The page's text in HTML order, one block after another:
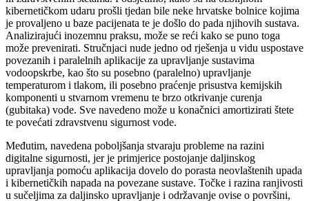
kibernetičkom udaru prošli tjedan bile neke hrvatske bolnice kojima
je provaljeno u baze pacijenata te je došlo do pada njihovih sustava.
Analizirajući inozemnu praksu, može se reći kako se puno toga
može prevenirati. Stručnjaci nude jedno od rješenja u vidu uspostave
povezanih i paralelnih aplikacije za upravljanje sustavima
vodoopskrbe, kao što su posebno (paralelno) upravljanje
temperaturom i tlakom, ili posebno praćenje prisustva kemijskih
komponenti u stvarnom vremenu te brzo otkrivanje curenja
(gubitaka) vode. Sve navedeno može u konačnici amortizirati štete
te povećati zdravstvenu sigurnost vode.
Međutim, navedena poboljšanja stvaraju probleme na razini
digitalne sigurnosti, jer je primjerice postojanje daljinskog
upravljanja pomoću aplikacija dovelo do porasta neovlaštenih upada
i kibernetičkih napada na povezane sustave. Točke i razina ranjivosti
u sučeljima za daljinsko upravljanje i održavanje ovise o površini,